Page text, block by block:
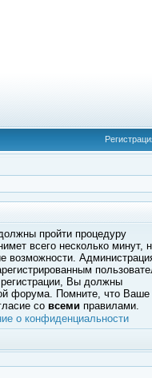
пройти процедуру
всего несколько минут,
возможности.
Вы должны
форума. Помните, что Ваше
со всеми правилами.
о конфиденциальности